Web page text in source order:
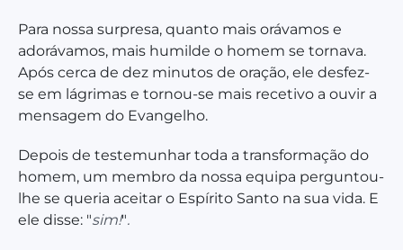
Para nossa surpresa, quanto mais orávamos e
adorávamos, mais humilde o homem se tornava.
Após cerca de dez minutos de oração, ele desfez-
se em lágrimas e tornou-se mais recetivo a ouvir a
mensagem do Evangelho.
Depois de testemunhar toda a transformação do
homem, um membro da nossa equipa perguntou-
lhe se queria aceitar o Espírito Santo na sua vida. E
ele disse: "sim!".